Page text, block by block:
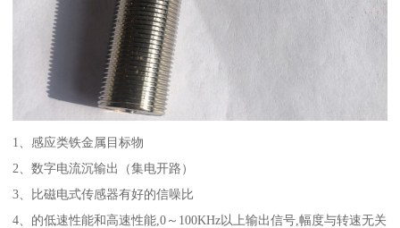
1、感应类铁金属目标物
2、数字电流沉输出（集电开路）
3、比磁电式传感器有好的信噪比
4、的低速性能和高速性能,0～100KHz以上输出信号,幅度与转速无关